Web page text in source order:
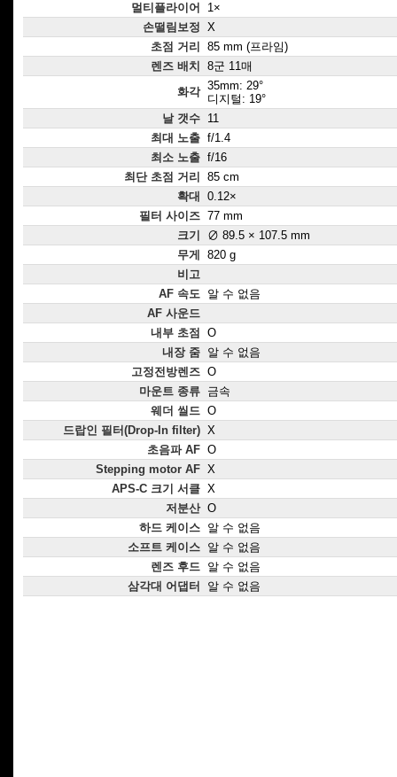
멀티플라이어
1×
손떨림보정 X
초점 거리
85 mm (프라임)
렌즈 배치
8군 11매
화각 35mm: 29°
디지털: 19°
날 갯수 11
최대 노출 f/1.4
최소 노출 f/16
최단 초점 거리
85 cm
확대
0.12×
필터 사이즈 77 mm
크기
∅ 89.5 × 107.5 mm
무게
820 g
비고
AF 속도 알 수 없음
AF 사운드
내부 초점
O
내장 줌 알 수 없음
고정전방렌즈 O
마운트 종류 금속
웨더 씰드 O
드랍인 필터(Drop-In filter) X
초음파 AF O
Stepping motor AF X
APS-C 크기 서클 X
저분산 O
하드 케이스 알 수 없음
소프트 케이스 알 수 없음
렌즈 후드 알 수 없음
삼각대 어댑터
알 수 없음